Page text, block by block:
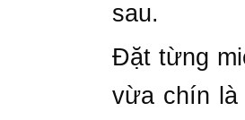
sau.
Đặt từng
vừa chín là